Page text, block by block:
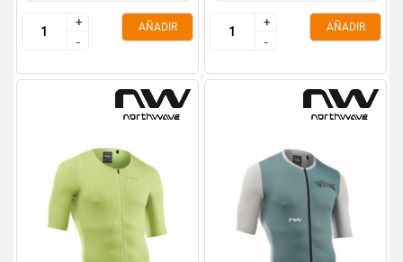
+
-
+
-
AÑADIR
+
-
+
-
AÑADIR